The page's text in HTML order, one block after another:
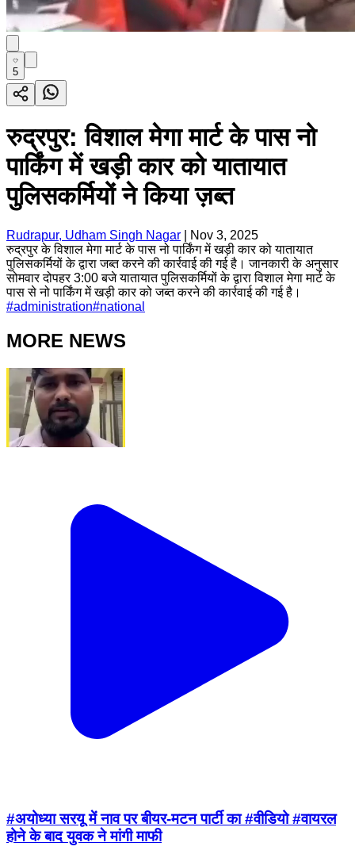
5
रुद्रपुर: विशाल मेगा मार्ट के पास नो
पार्किंग में खड़ी कार को यातायात
पुलिसकर्मियों ने किया ज़ब्त
Rudrapur, Udham Singh Nagar
Nov 3, 2025
रुद्रपुर के विशाल मेगा मार्ट के पास नो पार्किंग में खड़ी कार को यातायात
पुलिसकर्मियों के द्वारा जब्त करने की कार्रवाई की गई है। जानकारी के अनुसार
सोमवार दोपहर 3:00 बजे यातायात पुलिसकर्मियों के द्वारा विशाल मेगा मार्ट के
पास से नो पार्किंग में खड़ी कार को जब्त करने की कार्रवाई की गई है।
#administration#national
MORE NEWS
#अयोध्या सरयू में नाव पर बीयर-मटन पार्टी का #वीडियो #वायरल
होने के बाद युवक ने मांगी माफी